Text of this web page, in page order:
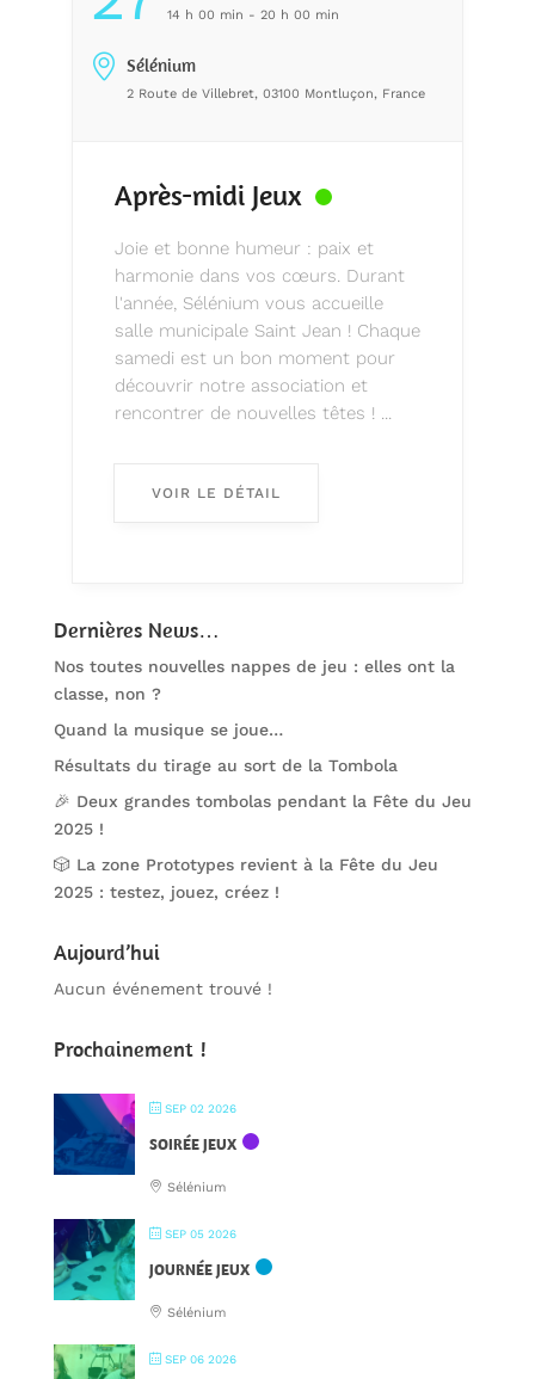
14 h 00 min - 20 h 00 min
Sélénium
2 Route de Villebret, 03100 Montluçon, France
Après-midi Jeux
Joie et bonne humeur : paix et
harmonie dans vos cœurs. Durant
l'année, Sélénium vous accueille
salle municipale Saint Jean ! Chaque
samedi est un bon moment pour
découvrir notre association et
rencontrer de nouvelles têtes ! ...
VOIR LE DÉTAIL
Dernières News…
Nos toutes nouvelles nappes de jeu : elles ont la
classe, non ?
Quand la musique se joue…
Résultats du tirage au sort de la Tombola
🎉 Deux grandes tombolas pendant la Fête du Jeu
2025 !
🎲 La zone Prototypes revient à la Fête du Jeu
2025 : testez, jouez, créez !
Aujourd’hui
Aucun événement trouvé !
Prochainement !
SEP 02 2026
SOIRÉE JEUX
Sélénium
SEP 05 2026
JOURNÉE JEUX
Sélénium
SEP 06 2026